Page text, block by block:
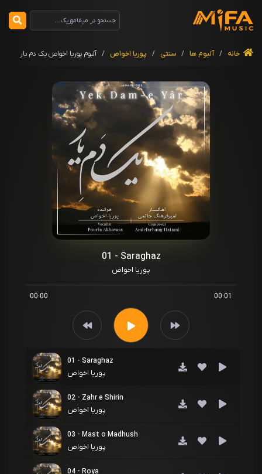
خانه / آلبوم ها / سنتی / پوریا اخواص / آلبوم پوریا اخواص یک دم یار
01 - Saraghaz
پوریا اخواص
00:00 00:01
01 - Saraghaz
پوریا اخواص
02 - Zahr e Shirin
پوریا اخواص
03 - Mast o Madhush
پوریا اخواص
04 - Roya